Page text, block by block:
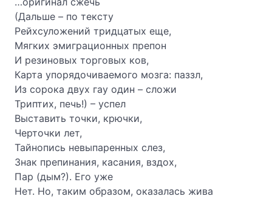
(Дальше – по тексту
Рейхсуложений тридцатых еще,
Мягких эмиграционных препон
И резиновых торговых ков,
Карта упорядочиваемого мозга: паззл,
Из сорока двух гау один – сложи
Триптих, печь!) – успел
Выставить точки, крючки,
Черточки лет,
Тайнопись невыпаренных слез,
Знак препинания, касания, вздох,
Пар (дым?). Его уже
Нет. Но, таким образом, оказалась жива